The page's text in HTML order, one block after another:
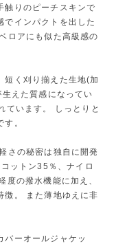
触りのピーチスキンで
でインパクトを出した
ロアにも似た高級感の
短く刈り揃えた生地(加
えた質感になってい
います。 しっとりと
。
さの秘密は独自に開発
ットン35％、ナイロ
度の撥水機能に加え、
徴。 また薄地ゆえに非
バーオールジャケッ